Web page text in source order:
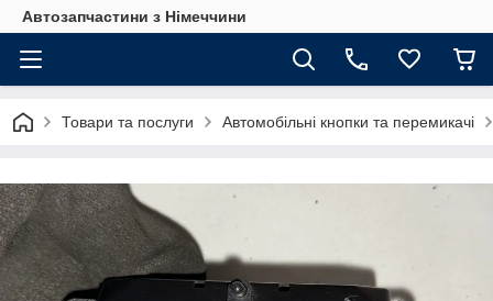
Автозапчастини з Німеччини
Товари та послуги Автомобільні кнопки та перемикачі